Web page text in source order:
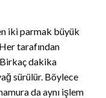
iki parmak büyük
tarafından
dakika
sürülür. Böylece
da aynı işlem